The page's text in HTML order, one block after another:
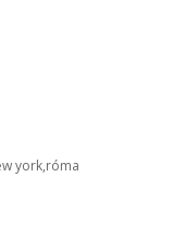
york róma